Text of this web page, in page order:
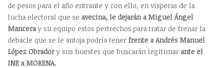
de pesos para el año entrante y con ello, en vísperas de la
lucha electoral que se avecina, le dejarán a Miguel Ángel
Manceray su equipo estos pertrechos para tratar de frenar la
debacle que se le antoja podría tener frente a Andrés Manuel
López Obradory sus huestes que buscarán legitimar ante el
INE a MORENA.